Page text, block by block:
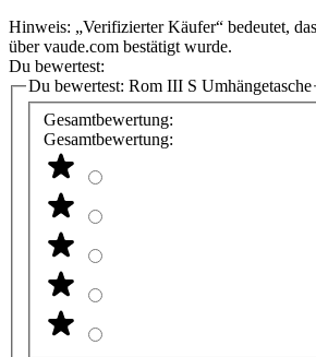
Hinweis: „Verifizierter Käufer“ bedeutet,
über vaude.com bestätigt wurde.
Du bewertest:
Du bewertest: Rom III S Umhängetasche
Gesamtbewertung:
Gesamtbewertung: